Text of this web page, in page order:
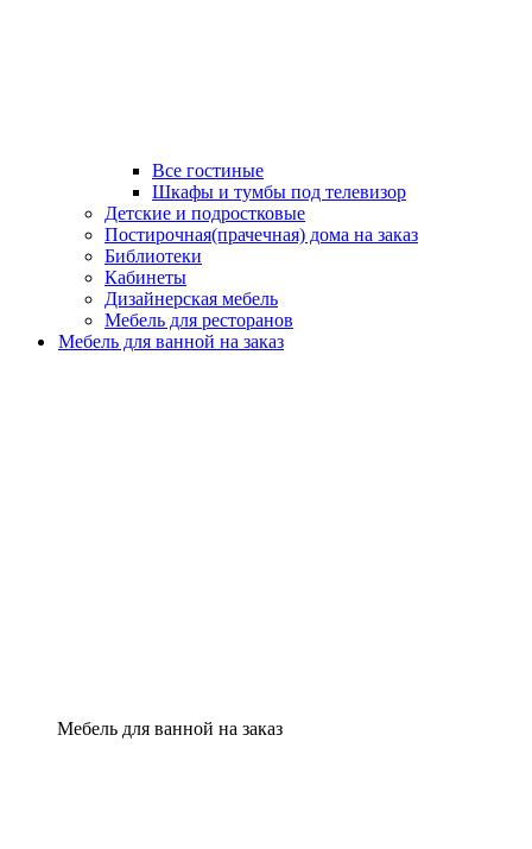
Все гостиные
Шкафы и тумбы под телевизор
Детские и подростковые
Постирочная(прачечная) дома на заказ
Библиотеки
Кабинеты
Дизайнерская мебель
Мебель для ресторанов
Мебель для ванной на заказ
Мебель для ванной на заказ